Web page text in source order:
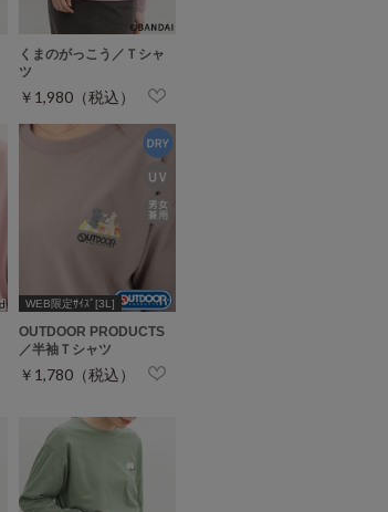
くまのがっこう／Ｔシャ
ツ
￥1,980（税込）
WEB限定ｻｲｽﾞ[3L]
OUTDOOR PRODUCTS
／半袖Ｔシャツ
￥1,780（税込）